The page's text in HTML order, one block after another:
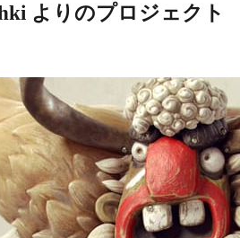
よりのプロジェクト